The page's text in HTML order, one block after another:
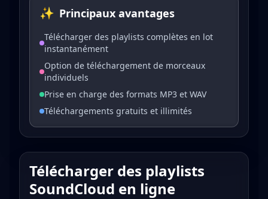
✨ Principaux avantages
Télécharger des playlists complètes en lot
instantanément
Option de téléchargement de morceaux
individuels
Prise en charge des formats MP3 et WAV
Téléchargements gratuits et illimités
Télécharger des playlists
SoundCloud en ligne